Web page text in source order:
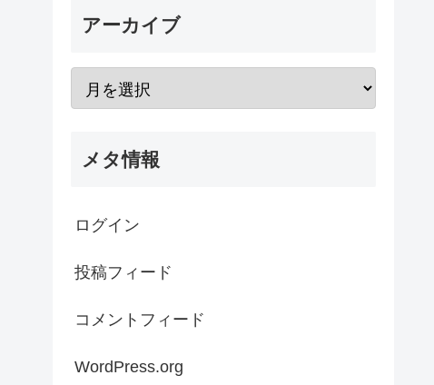
アーカイブ
メタ情報
ログイン
投稿フィード
コメントフィード
WordPress.org